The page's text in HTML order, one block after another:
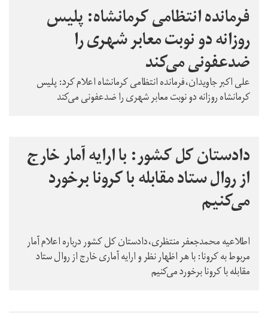
فرمانده انتظامی کرمانشاه: پلیس
روزانه دو نوبت معابر شهری را
ضدعفونی می‌کند
علی اکبر جاویدان،فرمانده انتظامی کرمانشاه اعلام کرد: پلیس
کرمانشاه روزانه دو نوبت معابر شهری را ضدعفونی می‌کند
دادستان کل کشور: با ارایه آمار خارج
از روال ستاد مقابله با کرونا برخورد
می‌کنیم
اطلاعیه محمدجعفر منتظری،‌دادستان کل کشور درباره اعلام آمار
مربوط به کرونا: با هر اظهار نظر و ارایه آماری خارج از روال ستاد
مقابله با کرونا برخورد می‌کنیم